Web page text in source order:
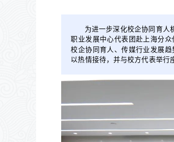
为进一步深化校企协同育人
职业发展中心代表团赴上海分
校企协同育人、传媒行业发展
以热情接待，并与校方代表举行